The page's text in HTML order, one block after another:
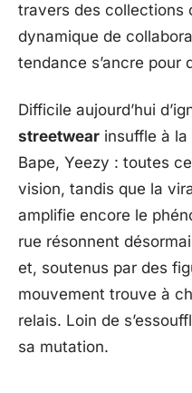
travers des collections
dynamique de
tendance s’ancre pour
Difficile aujourd’hui
streetwear insuffle à la
Bape, Yeezy : toutes
vision, tandis que la
amplifie encore le
rue résonnent
et, soutenus par des
mouvement trouve à
relais. Loin de
sa mutation.